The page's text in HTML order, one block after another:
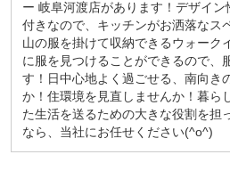
ー 岐阜河渡店があります！デザイ
付きなので、キッチンがお洒落なス
山の服を掛けて収納できるウォーク
に服を見つけることができるので、
す！日中心地よく過ごせる、南向き
か！住環境を見直しませんか！暮ら
た生活を送るための大きな役割を担
なら、当社にお任せください(^o^)